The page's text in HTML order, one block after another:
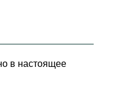
в настоящее